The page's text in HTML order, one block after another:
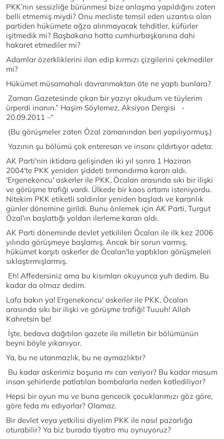
PKK’nın sessizliğe bürünmesi bize anlaşma yapıldığını zaten
belli etmemiş miydi? Onu mecliste temsil eden uzantısı olan
partiden hükümete ağza alınmayacak tehditler, küfürler
işitmedik mi? Başbakana hatta cumhurbaşkanına dahi
hakaret etmediler mi?
Adamlar özerkliklerini ilan edip kırmızı çizgilerini çekmediler
mi?
Hükümet müsamahalı davranmaktan öte ne yaptı bunlara?
Zaman Gazetesinde çıkan bir yazıyı okudum ve tüylerim
ürperdi inanın.” Haşim Söylemez, Aksiyon Dergisi -
20.09.2011 –“
(Bu görüşmeler zaten Özal zamanından beri yapılıyormuş.)
Yazının şu bölümü çok enteresan ve insanı çıldırtıyor adeta:
AK Parti'nin iktidara gelişinden iki yıl sonra 1 Haziran
2004'te PKK yeniden şiddeti tırmandırma kararı aldı.
'Ergenekoncu' askerler ile PKK, Öcalan arasında sıkı bir ilişki
ve görüşme trafiği vardı. Ülkede bir kaos ortamı isteniyordu.
Nitekim PKK etiketli saldırılar yeniden başladı ve karanlık
günler dönemine girildi. Bunu önlemek için AK Parti, Turgut
Özal'ın başlattığı yoldan ilerleme kararı aldı.
AK Parti döneminde devlet yetkilileri Öcalan ile ilk kez 2006
yılında görüşmeye başlamış. Ancak bir sorun varmış,
hükümet karşıtı askerler de Öcalan'la yaptıkları görüşmeleri
sıklaştırmışlarmış.
Eh! Affedersiniz ama bu kısımları okuyunca yuh dedim. Bu
kadar da olmaz dedim.
Lafa bakın ya! Ergenekoncu' askerler ile PKK, Öcalan
arasında sıkı bir ilişki ve görüşme trafiği! Tuuuh! Allah
Kahretsin be!
İşte, bedava dağıtılan gazete ile milletin bir bölümünün
beyni böyle yıkanıyor.
Ya, bu ne utanmazlık, bu ne aymazlıktır?
Bu kadar askerimiz boşuna mı can veriyor? Bu kadar masum
insan şehirlerde patlatılan bombalarla neden katlediliyor?
Hepsi bir oyun mu ve buna gencecik çocuklarımızı göz göre,
göre feda mı ediyorlar? Olamaz.
Bir devlet veya yetkilisi diyelim PKK ile nasıl pazarlığa
oturabilir? Ya biz burada tiyatro mu oynuyoruz?